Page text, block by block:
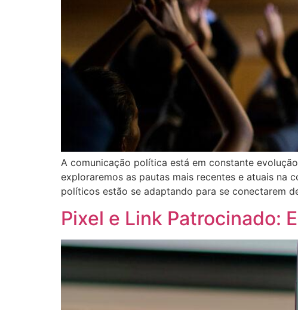
A comunicação política está em constante
exploraremos as pautas mais recentes e atuais na
políticos estão se adaptando para se conectarem
Pixel e Link Patrocinado: